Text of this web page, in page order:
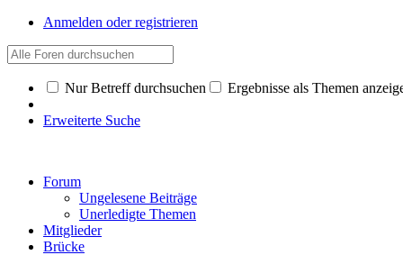
Anmelden oder registrieren
Nur Betreff durchsuchen Ergebnisse als Themen
Erweiterte Suche
Forum
Ungelesene Beiträge
Unerledigte Themen
Mitglieder
Brücke